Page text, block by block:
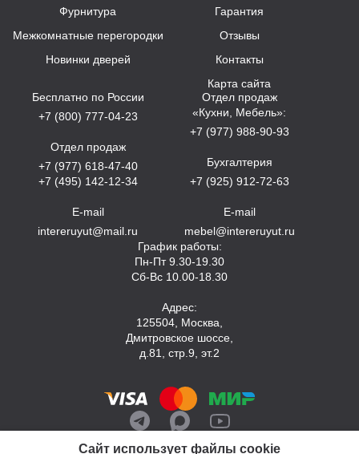
Сайт использует файлы cookie
Фурнитура
Межкомнатные перегородки
Новинки дверей
Гарантия
Отзывы
Контакты
Карта сайта
Бесплатно по России
+7 (800) 777-04-23
Отдел продаж
+7 (977) 618-47-40
+7 (495) 142-12-34
E-mail
intereruyut@mail.ru
Отдел продаж
«Кухни, Мебель»:
+7 (977) 988-90-93
Бухгалтерия
+7 (925) 912-72-63
E-mail
mebel@intereruyut.ru
График работы:
Пн-Пт 9.30-19.30
Сб-Вс 10.00-18.30
Адрес:
125504, Москва,
Дмитровское шоссе,
д.81, стр.9, эт.2